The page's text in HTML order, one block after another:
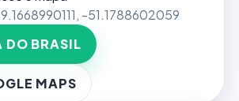
, -51.1788602059
DO BRASIL
MAPS